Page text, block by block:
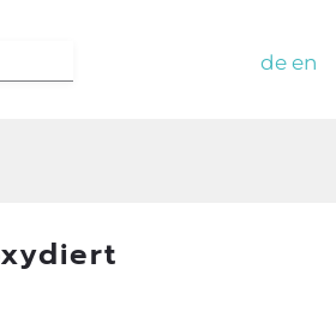
de en